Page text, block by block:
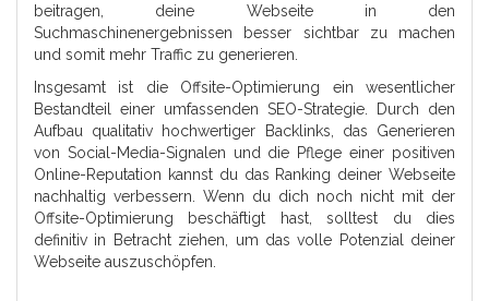
beitragen, deine Webseite in den
Suchmaschinenergebnissen besser sichtbar zu machen
und somit mehr Traffic zu generieren.
Insgesamt ist die Offsite-Optimierung ein wesentlicher
Bestandteil einer umfassenden SEO-Strategie. Durch den
Aufbau qualitativ hochwertiger Backlinks, das Generieren
von Social-Media-Signalen und die Pflege einer positiven
Online-Reputation kannst du das Ranking deiner Webseite
nachhaltig verbessern. Wenn du dich noch nicht mit der
Offsite-Optimierung beschäftigt hast, solltest du dies
definitiv in Betracht ziehen, um das volle Potenzial deiner
Webseite auszuschöpfen.